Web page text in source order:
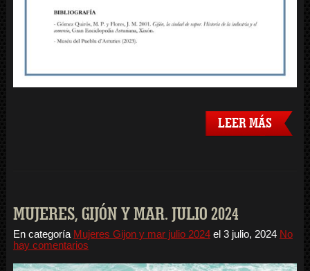
LEER MÁS
MUJERES, GIJÓN Y MAR. JULIO 2024
En categoría Mujeres Gijon y mar julio 2024el 3 julio, 2024 No
hay comentarios